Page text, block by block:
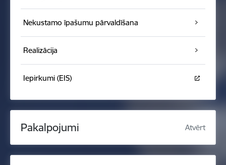
Nekustamo īpašumu pārvaldīšana
Realizācija
Iepirkumi (EIS)
Pakalpojumi Atvērt